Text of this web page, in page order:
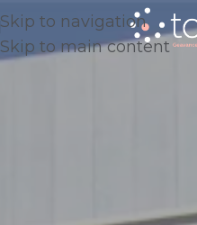
Skip to navigation
Skip to main content